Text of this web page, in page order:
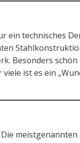
ein technisches
Besonders
ist es ein
meistgenannten